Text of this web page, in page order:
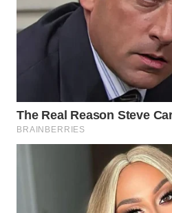
WAHANANEWS
NET
WAHANA
UMKM